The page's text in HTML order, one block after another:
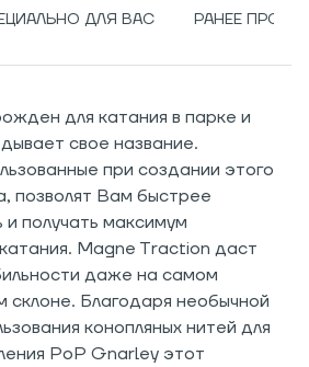
ДЛЯ ВАС РАНЕЕ
для катания в парке и
свое название.
при создании этого
позволят Вам быстрее
и получать максимум
Magne Traction даст
даже на самом
Благодаря необычной
конопляных нитей для
PoP Gnarley этот